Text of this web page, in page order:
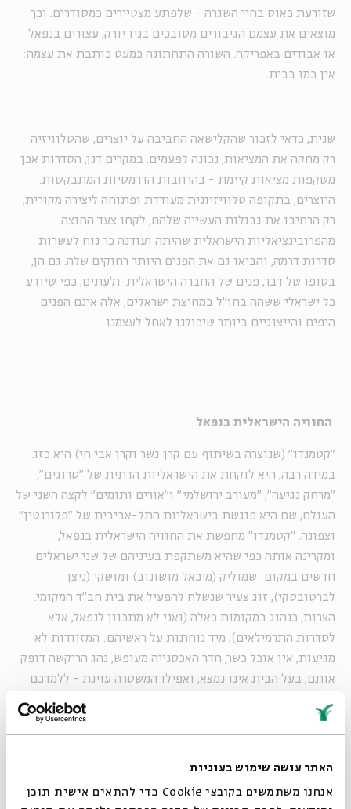
האתר עושה שימוש בעוגיות
אנחנו משתמשים בקובצי Cookie כדי להתאים אישית תוכן
שזורעת כאוס בחיי השגרה - שלפתע מצטיירים כמסודרים. וכך
מוצאים את עצמם הגיבורים מסובכים בניו יורק, עצורים בנפאל
או אבודים באפריקה. השורה התחתונה כמעט כותבת את עצמה:
אין כמו בבית.
שנית, כדאי לזכור שהקלישאה החביבה על יוצרים, שהטלוויזיה
רק מחקה את המציאות, נכונה לפעמים. במקרים דנן, הסדרות אכן
משקפות מציאות קיימת - בהרחבות הדרמטיות המתבקשות.
היוצרים, בתקופה טלוויזיונית מעודדת ופתוחה ליצירה מקורית,
רק הרחיבו את גבולות העשייה שלהם, לקחו צעד החוצה
מהפרובינציאליות הישראלית שהיתה ועודנה כר נוח לעשרות
סדרות דרמה, והביאו גם את הפנים היותר רחוקים שלה. גם הן,
בסופו של דבר, פנים של החברה הישראלית. ולעתים, כפי שיודע
כל ישראלי ששהה בחו"ל במחיצת ישראלים, אלה אינם הפנים
היפים והייצוגיים ביותר שיכולנו לאחל לעצמנו.
החוויה הישראלית בנפאל
"קטמנדו" (שנוצרה בשיתוף עם קרן גשר וקרן אבי חי) היא כזו.
במידה רבה, היא לוקחת את הישראליות הדתית של "סרוגים",
"מרחק נגיעה", "מעורב ירושלמי" ו"אורים ותומים" לקצה השני של
העולם, שם היא פוגשת בישראליות התל-אביבית של "פלורנטין"
וצפונה. "קטמנדו" מחפשת את החוויה הישראלית בנפאל,
ומקרינה אותה כפי שהיא משתקפת בעיניהם של שני ישראלים
חדשים במקום: שמוליק (מיכאל מושונוב) ומושקי (ניצן
לברטובסקי), זוג צעיר שנשלח להפעיל את בית חב"ד המקומי.
הצרות, כנהוג במקומות כאלה (ואני לא מתכוון לנפאל, אלא
לסדרות התרמילאים), מיד נוחתות על ראשיהם: המזוודות לא
מגיעות, אין אוכל כשר, חדר האכסנייה מעופש, נהג הריקשה דופק
אותם, בעל הבית אינו נמצא, ואפילו המשטרה עוינת - ללמדכם
ככה לפחות זה נראה בטלוויזיה. כל הבלגן הזה קורה יומיים לפני